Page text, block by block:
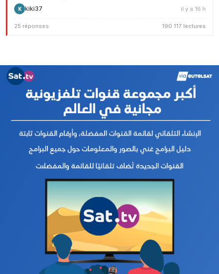
K kiki37 il y a 16 h
25 réponses 190 117 lectures